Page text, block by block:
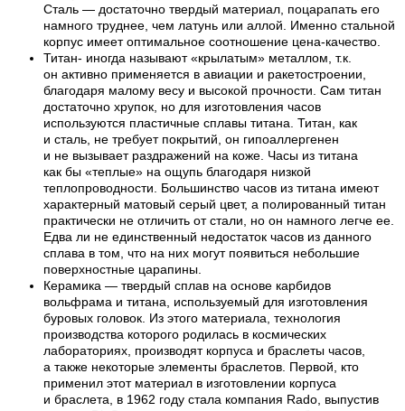
Сталь — достаточно твердый материал, поцарапать его
намного труднее, чем латунь или аллой. Именно стальной
корпус имеет оптимальное соотношение цена-качество.
Титан- иногда называют «крылатым» металлом, т.к.
он активно применяется в авиации и ракетостроении,
благодаря малому весу и высокой прочности. Сам титан
достаточно хрупок, но для изготовления часов
используются пластичные сплавы титана. Титан, как
и сталь, не требует покрытий, он гипоаллергенен
и не вызывает раздражений на коже. Часы из титана
как бы «теплые» на ощупь благодаря низкой
теплопроводности. Большинство часов из титана имеют
характерный матовый серый цвет, а полированный титан
практически не отличить от стали, но он намного легче ее.
Едва ли не единственный недостаток часов из данного
сплава в том, что на них могут появиться небольшие
поверхностные царапины.
Керамика — твердый сплав на основе карбидов
вольфрама и титана, используемый для изготовления
буровых головок. Из этого материала, технология
производства которого родилась в космических
лабораториях, производят корпуса и браслеты часов,
а также некоторые элементы браслетов. Первой, кто
применил этот материал в изготовлении корпуса
и браслета, в 1962 году стала компания Rado, выпустив